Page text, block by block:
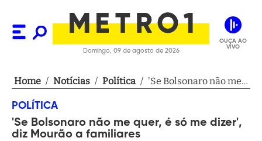
Domingo, 09 de agosto de 2026
OUÇA AO
VIVO
Home / Notícias / Política / 'Se Bolsonaro não me
POLÍTICA
'Se Bolsonaro não me quer, é só me dizer',
diz Mourão a familiares